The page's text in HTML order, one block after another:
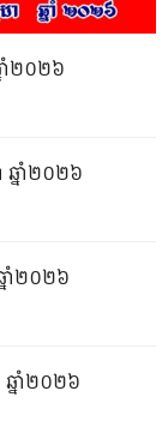
ាំ២០២៦
នាំ២០២៦
ាំ២០២៦
នាំ២០២៦